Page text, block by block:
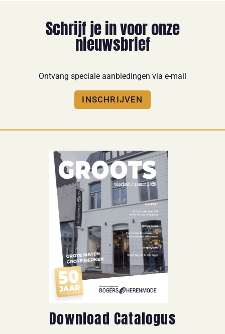
Schrijf je in voor onze
nieuwsbrief
Ontvang speciale aanbiedingen via e-mail
INSCHRIJVEN
Download Catalogus